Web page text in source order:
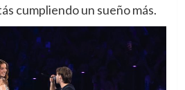
cumpliendo un sueño más.